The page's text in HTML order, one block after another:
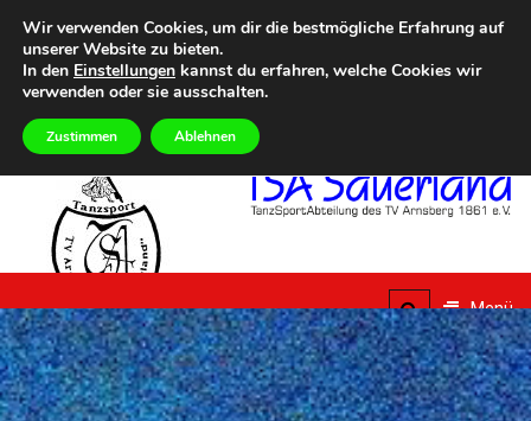
Inhalt
springen
Heute FREITAG, 7TH AUGUST 2026
Eilmeldungen
Dance Special – Urlaub vom Alltag
TSA
Sauerland
TanzSportAbteilung des
TV Arnsberg
Menü
Wir verwenden Cookies, um dir die bestmögliche Erfahrung auf
unserer Website zu bieten.
In den Einstellungen kannst du erfahren, welche Cookies wir
verwenden oder sie ausschalten.
Zustimmen Ablehnen